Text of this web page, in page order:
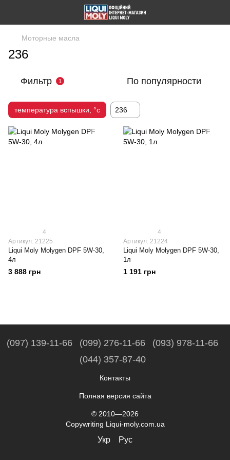
Моторные масла
236
Фильтр 1 По популярности
температура вспышки, °c 236
4
Артикул: 21225
Liqui Moly Molygen DPF 5W-30,
4л
3 888 грн
4
Артикул: 21224
Liqui Moly Molygen DPF 5W-30,
1л
1 191 грн
(097) 139-11-66 (099) 276-11-66
(093) 978-11-66
(044) 357-87-40
Контакты
Полная версия сайта
© 2010—2026
Copywriting Liqui-moly.com.ua
Укр Рус